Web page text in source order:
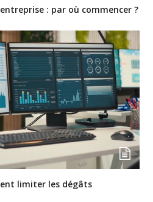
: par où commencer ?
limiter les dégâts